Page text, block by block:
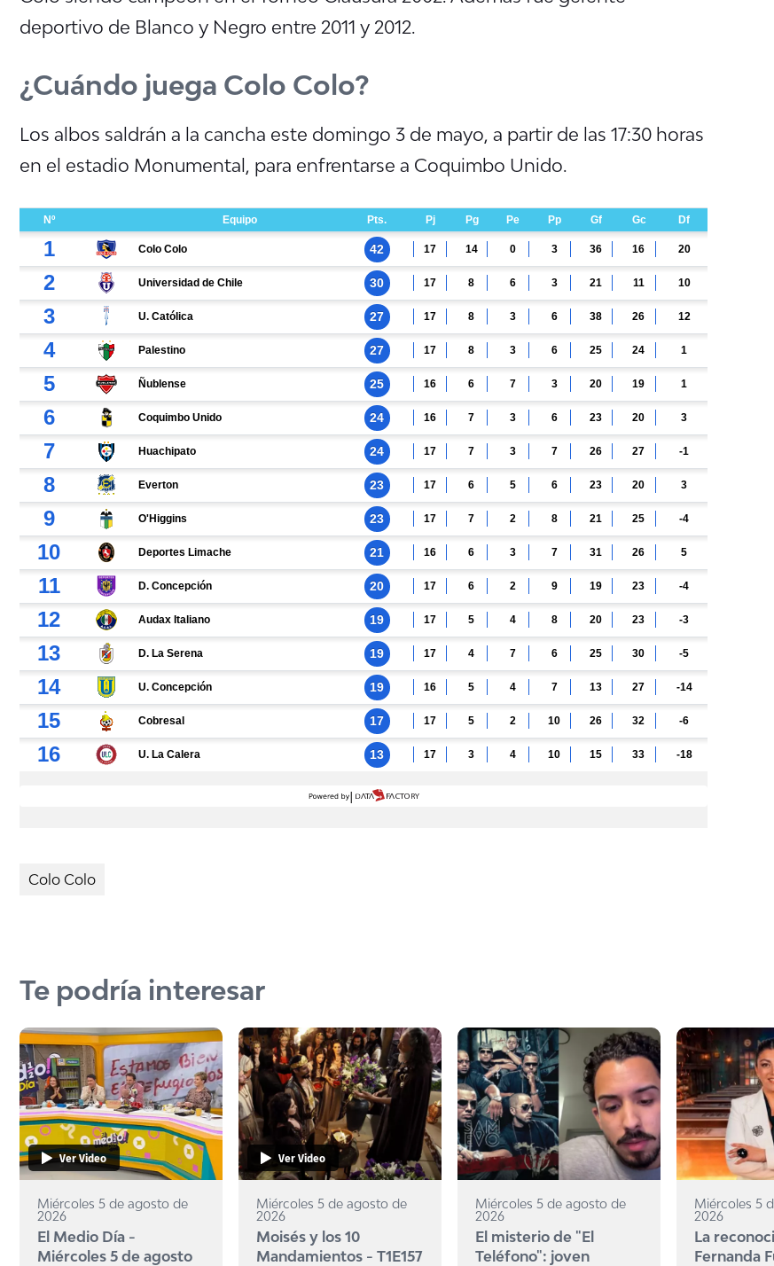
deportivo de Blanco y Negro entre 2011 y 2012.
¿Cuándo juega Colo Colo?
Los albos saldrán a la cancha este domingo 3 de mayo, a partir de las 17:30 horas
en el estadio Monumental, para enfrentarse a Coquimbo Unido.
Colo Colo
Te podría interesar
Ver Video
Miércoles 5 de agosto de
2026
El Medio Día -
Miércoles 5 de agosto
Ver Video
Miércoles 5 de agosto de
2026
Moisés y los 10
Mandamientos - T1E157
Miércoles 5 de agosto de
2026
El misterio de "El
Teléfono": joven
Miércoles 5
2026
La
Fernanda